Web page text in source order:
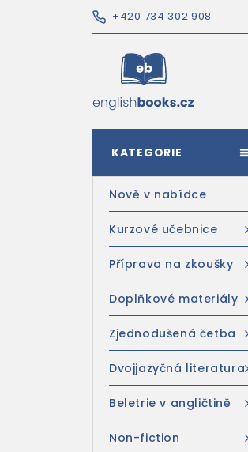
+420 734 302 908
KATEGORIE
Nově v nabídce
Kurzové učebnice
Příprava na zkoušky
Doplňkové materiály
Zjednodušená četba
Dvojjazyčná literatura
Beletrie v angličtině
Non-fiction